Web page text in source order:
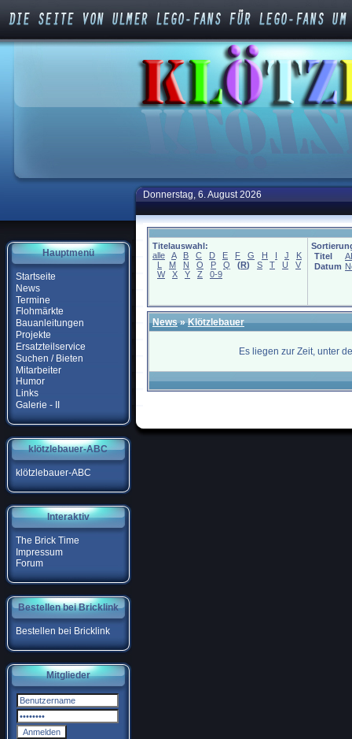
Hauptmenü
Startseite
News
Termine
Flohmärkte
Bauanleitungen
Projekte
Ersatzteilservice
Suchen / Bieten
Mitarbeiter
Humor
Links
Galerie - II
klötzlebauer-ABC
klötzlebauer-ABC
Interaktiv
The Brick Time
Impressum
Forum
Bestellen bei Bricklink
Bestellen bei Bricklink
Mitglieder
Donnerstag, 6. August 2026
Titelauswahl:
alle
A B C D E F G H I J
K
L
M N O P Q (R) S T U
V
W
X Y Z 0-9
Titel
Datum
News»Klötzlebauer
Es liegen zur Zeit, unter